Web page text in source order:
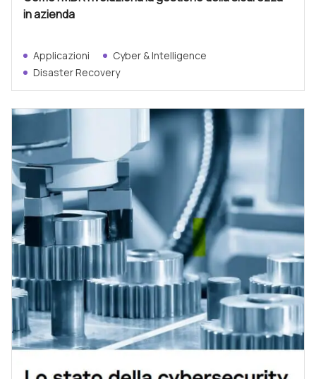
in azienda
Applicazioni
Cyber & Intelligence
Disaster Recovery